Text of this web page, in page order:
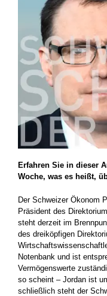
Erfahren Sie in dieser
Woche, was es heißt,
Der Schweizer Ökonom
Präsident des
steht derzeit im
des dreiköpfigen
Notenbank und ist
Vermögenswerte
so scheint – Jordan ist
schließlich steht der